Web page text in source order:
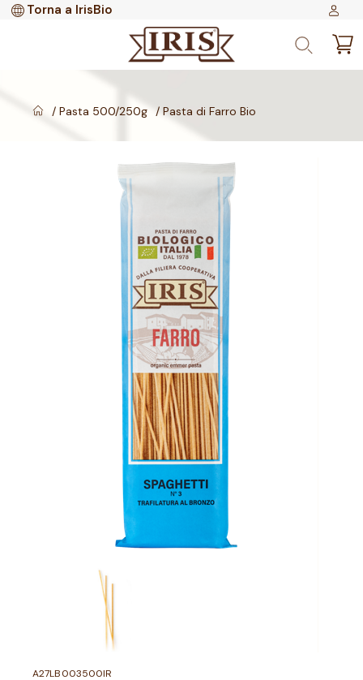
Torna a IrisBio
Pasta 500/250g Pasta di Farro Bio
A27LB003500IR